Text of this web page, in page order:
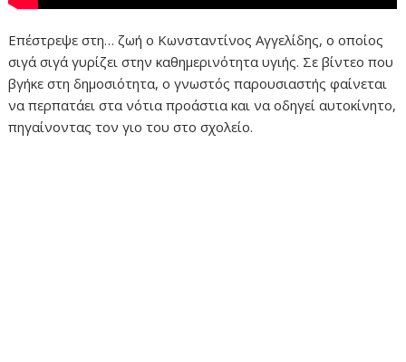
Επέστρεψε στη… ζωή ο Κωνσταντίνος Αγγελίδης, ο οποίος
σιγά σιγά γυρίζει στην καθημερινότητα υγιής. Σε βίντεο που
βγήκε στη δημοσιότητα, ο γνωστός παρουσιαστής φαίνεται
να περπατάει στα νότια προάστια και να οδηγεί αυτοκίνητο,
πηγαίνοντας τον γιο του στο σχολείο.